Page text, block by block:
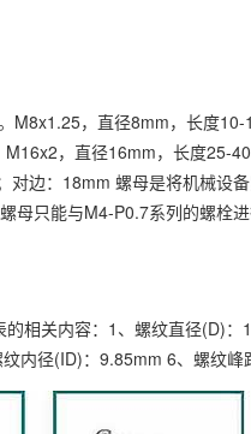
，直径8mm，长度10-
，直径16mm，长度25-
边：18mm 螺母是将机械设
母只能与M4-P0.7系列的螺栓
相关内容：1、螺纹直径(D)
内径(ID)：9.85mm 6、螺纹峰